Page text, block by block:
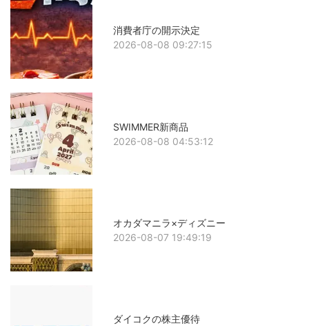
消費者庁の開示決定
2026-08-08 09:27:15
SWIMMER新商品
2026-08-08 04:53:12
オカダマニラ×ディズニー
2026-08-07 19:49:19
ダイコクの株主優待